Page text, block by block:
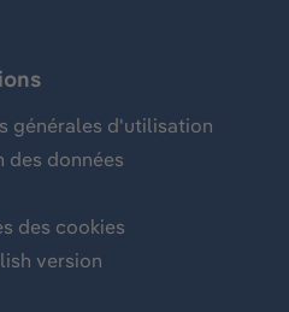
générales d'utilisation
des données
des cookies
version